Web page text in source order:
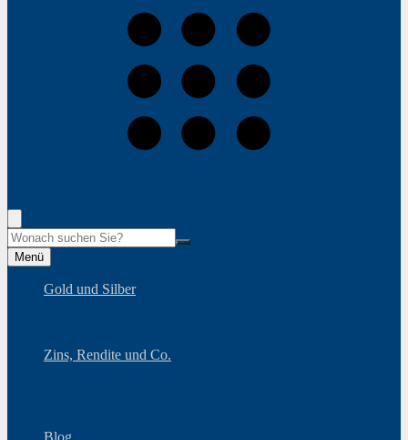
Suche
Menü
Gold und Silber
Zins, Rendite und Co.
Blog